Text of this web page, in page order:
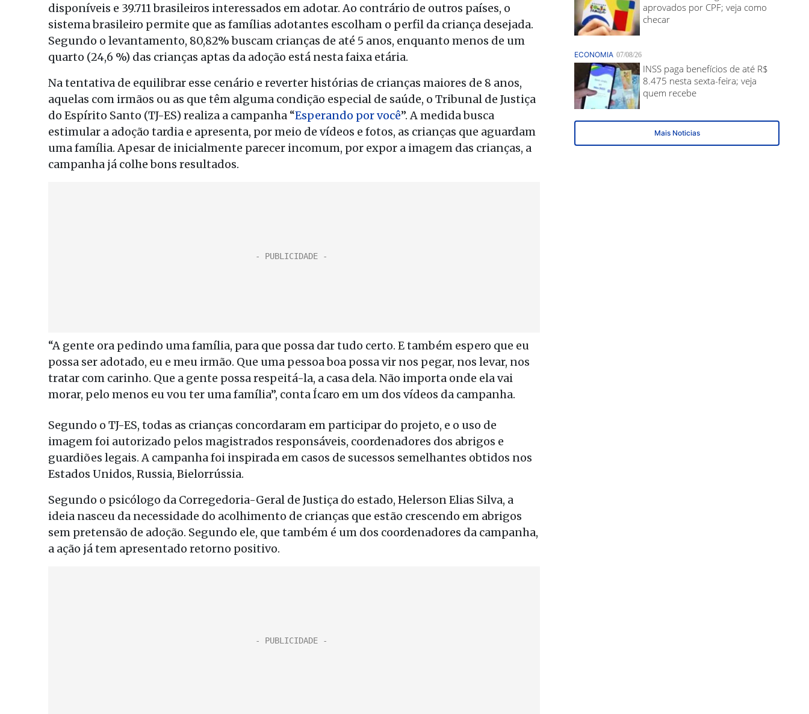
disponíveis e 39.711 brasileiros interessados em adotar. Ao contrário de outros países, o
sistema brasileiro permite que as famílias adotantes escolham o perfil da criança desejada.
Segundo o levantamento, 80,82% buscam crianças de até 5 anos, enquanto menos de um
quarto (24,6 %) das crianças aptas da adoção está nesta faixa etária.
Na tentativa de equilibrar esse cenário e reverter histórias de crianças maiores de 8 anos,
aquelas com irmãos ou as que têm alguma condição especial de saúde, o Tribunal de Justiça
do Espírito Santo (TJ-ES) realiza a campanha “Esperando por você”. A medida busca
estimular a adoção tardia e apresenta, por meio de vídeos e fotos, as crianças que aguardam
uma família. Apesar de inicialmente parecer incomum, por expor a imagem das crianças, a
campanha já colhe bons resultados.
“A gente ora pedindo uma família, para que possa dar tudo certo. E também espero que eu
possa ser adotado, eu e meu irmão. Que uma pessoa boa possa vir nos pegar, nos levar, nos
tratar com carinho. Que a gente possa respeitá-la, a casa dela. Não importa onde ela vai
morar, pelo menos eu vou ter uma família”, conta Ícaro em um dos vídeos da campanha.
Segundo o TJ-ES, todas as crianças concordaram em participar do projeto, e o uso de
imagem foi autorizado pelos magistrados responsáveis, coordenadores dos abrigos e
guardiões legais. A campanha foi inspirada em casos de sucessos semelhantes obtidos nos
Estados Unidos, Russia, Bielorrússia.
Segundo o psicólogo da Corregedoria-Geral de Justiça do estado, Helerson Elias Silva, a
ideia nasceu da necessidade do acolhimento de crianças que estão crescendo em abrigos
sem pretensão de adoção. Segundo ele, que também é um dos coordenadores da campanha,
a ação já tem apresentado retorno positivo.